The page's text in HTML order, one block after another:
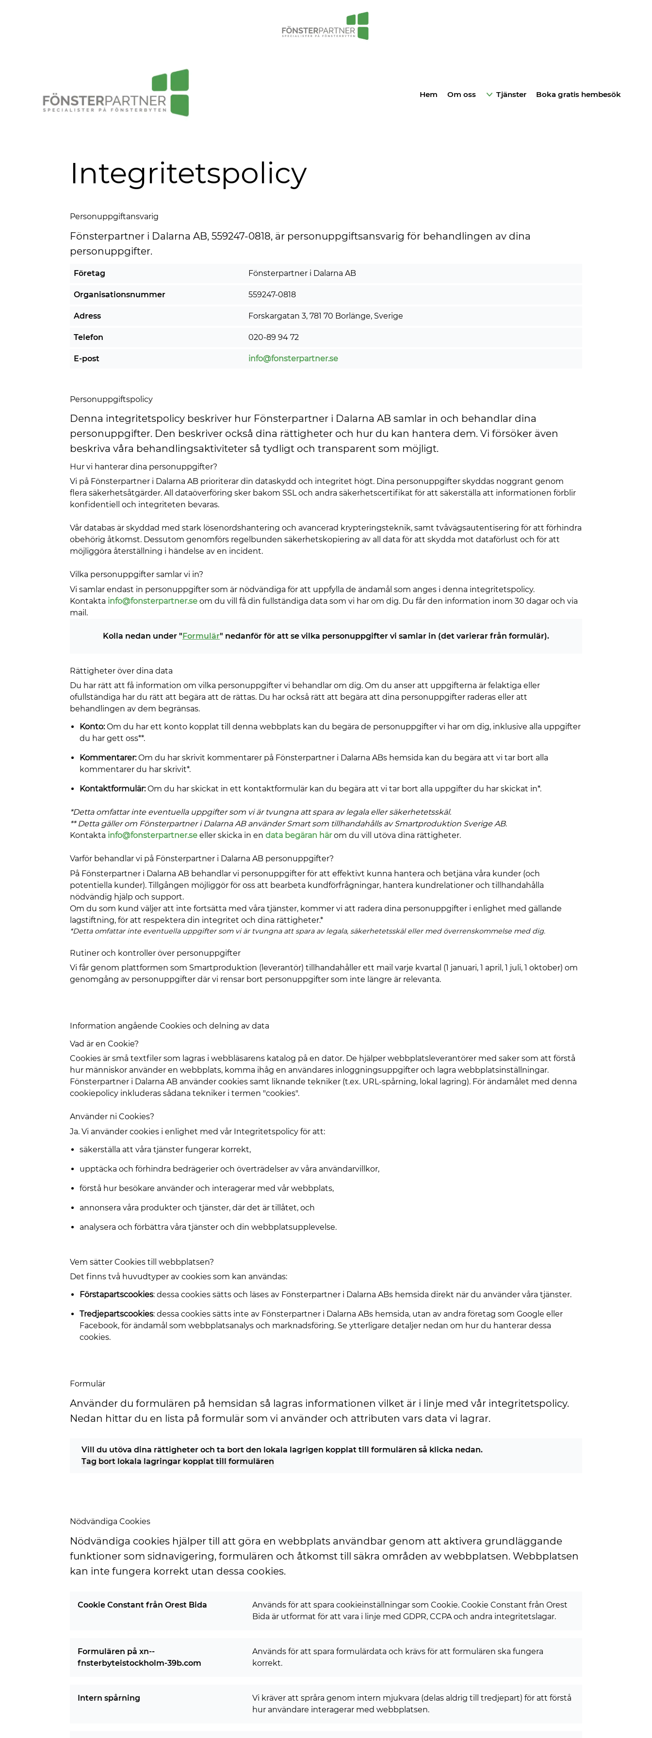
Hem Om oss Tjänster Boka gratis hembesök
Integritetspolicy
Personuppgiftansvarig
Fönsterpartner i Dalarna AB, 559247-0818, är personuppgiftsansvarig för behandlingen av dina
personuppgifter.
Företag Fönsterpartner i Dalarna AB
Organisationsnummer 559247-0818
Adress Forskargatan 3, 781 70 Borlänge, Sverige
Telefon 020-89 94 72
E-post info@fonsterpartner.se
Personuppgiftspolicy
Denna integritetspolicy beskriver hur Fönsterpartner i Dalarna AB samlar in och behandlar dina
personuppgifter. Den beskriver också dina rättigheter och hur du kan hantera dem. Vi försöker även
beskriva våra behandlingsaktiviteter så tydligt och transparent som möjligt.
Hur vi hanterar dina personuppgifter?
Vi på Fönsterpartner i Dalarna AB prioriterar din dataskydd och integritet högt. Dina personuppgifter skyddas noggrant genom
flera säkerhetsåtgärder. All dataöverföring sker bakom SSL och andra säkerhetscertifikat för att säkerställa att informationen förblir
konfidentiell och integriteten bevaras.
Vår databas är skyddad med stark lösenordshantering och avancerad krypteringsteknik, samt tvåvägsautentisering för att förhindra
obehörig åtkomst. Dessutom genomförs regelbunden säkerhetskopiering av all data för att skydda mot dataförlust och för att
möjliggöra återställning i händelse av en incident.
Vilka personuppgifter samlar vi in?
Vi samlar endast in personuppgifter som är nödvändiga för att uppfylla de ändamål som anges i denna integritetspolicy.
Kontakta info@fonsterpartner.se om du vill få din fullständiga data som vi har om dig. Du får den information inom 30 dagar och via
mail.
Kolla nedan under "Formulär" nedanför för att se vilka personuppgifter vi samlar in (det varierar från formulär).
Rättigheter över dina data
Du har rätt att få information om vilka personuppgifter vi behandlar om dig. Om du anser att uppgifterna är felaktiga eller
ofullständiga har du rätt att begära att de rättas. Du har också rätt att begära att dina personuppgifter raderas eller att
behandlingen av dem begränsas.
Konto:Om du har ett konto kopplat till denna webbplats kan du begära de personuppgifter vi har om dig, inklusive alla uppgifter
du har gett oss**.
Kommentarer:Om du har skrivit kommentarer på Fönsterpartner i Dalarna ABs hemsida kan du begära att vi tar bort alla
kommentarer du har skrivit*.
Kontaktformulär:Om du har skickat in ett kontaktformulär kan du begära att vi tar bort alla uppgifter du har skickat in*.
*Detta omfattar inte eventuella uppgifter som vi är tvungna att spara av legala eller säkerhetetsskäl.
** Detta gäller om Fönsterpartner i Dalarna AB använder Smart som tillhandahålls av Smartproduktion Sverige AB.
Kontakta info@fonsterpartner.se eller skicka in en data begäran härom du vill utöva dina rättigheter.
Varför behandlar vi på Fönsterpartner i Dalarna AB personuppgifter?
På Fönsterpartner i Dalarna AB behandlar vi personuppgifter för att effektivt kunna hantera och betjäna våra kunder (och
potentiella kunder). Tillgången möjliggör för oss att bearbeta kundförfrågningar, hantera kundrelationer och tillhandahålla
nödvändig hjälp och support.
Om du som kund väljer att inte fortsätta med våra tjänster, kommer vi att radera dina personuppgifter i enlighet med gällande
lagstiftning, för att respektera din integritet och dina rättigheter.*
*Detta omfattar inte eventuella uppgifter som vi är tvungna att spara av legala, säkerhetetsskäl eller med överrenskommelse med dig.
Rutiner och kontroller över personuppgifter
Vi får genom plattformen som Smartproduktion (leverantör) tillhandahåller ett mail varje kvartal (1 januari, 1 april, 1 juli, 1 oktober) om
genomgång av personuppgifter där vi rensar bort personuppgifter som inte längre är relevanta.
Information angående Cookies och delning av data
Vad är en Cookie?
Cookies är små textfiler som lagras i webbläsarens katalog på en dator. De hjälper webbplatsleverantörer med saker som att förstå
hur människor använder en webbplats, komma ihåg en användares inloggningsuppgifter och lagra webbplatsinställningar.
Fönsterpartner i Dalarna AB använder cookies samt liknande tekniker (t.ex. URL-spårning, lokal lagring). För ändamålet med denna
cookiepolicy inkluderas sådana tekniker i termen "cookies".
Använder ni Cookies?
Ja. Vi använder cookies i enlighet med vår Integritetspolicy för att:
säkerställa att våra tjänster fungerar korrekt,
upptäcka och förhindra bedrägerier och överträdelser av våra användarvillkor,
förstå hur besökare använder och interagerar med vår webbplats,
annonsera våra produkter och tjänster, där det är tillåtet, och
analysera och förbättra våra tjänster och din webbplatsupplevelse.
Vem sätter Cookies till webbplatsen?
Det finns två huvudtyper av cookies som kan användas:
Förstapartscookies: dessa cookies sätts och läses av Fönsterpartner i Dalarna ABs hemsida direkt när du använder våra tjänster.
Tredjepartscookies: dessa cookies sätts inte av Fönsterpartner i Dalarna ABs hemsida, utan av andra företag som Google eller
Facebook, för ändamål som webbplatsanalys och marknadsföring. Se ytterligare detaljer nedan om hur du hanterar dessa
cookies.
Formulär
Använder du formulären på hemsidan så lagras informationen vilket är i linje med vår integritetspolicy.
Nedan hittar du en lista på formulär som vi använder och attributen vars data vi lagrar.
Vill du utöva dina rättigheter och ta bort den lokala lagrigen kopplat till formulären så klicka nedan.
Tag bort lokala lagringar kopplat till formulären
Nödvändiga Cookies
Nödvändiga cookies hjälper till att göra en webbplats användbar genom att aktivera grundläggande
funktioner som sidnavigering, formulären och åtkomst till säkra områden av webbplatsen. Webbplatsen
kan inte fungera korrekt utan dessa cookies.
Cookie Constant från Orest Bida
Används för att spara cookieinställningar som Cookie. Cookie Constant från Orest
Bida är utformat för att vara i linje med GDPR, CCPA och andra integritetslagar.
Formulären på xn--
fnsterbyteistockholm-39b.com
Används för att spara formulärdata och krävs för att formulären ska fungera
korrekt.
Intern spårning
Vi kräver att språra genom intern mjukvara (delas aldrig till tredjepart) för att förstå
hur användare interagerar med webbplatsen.